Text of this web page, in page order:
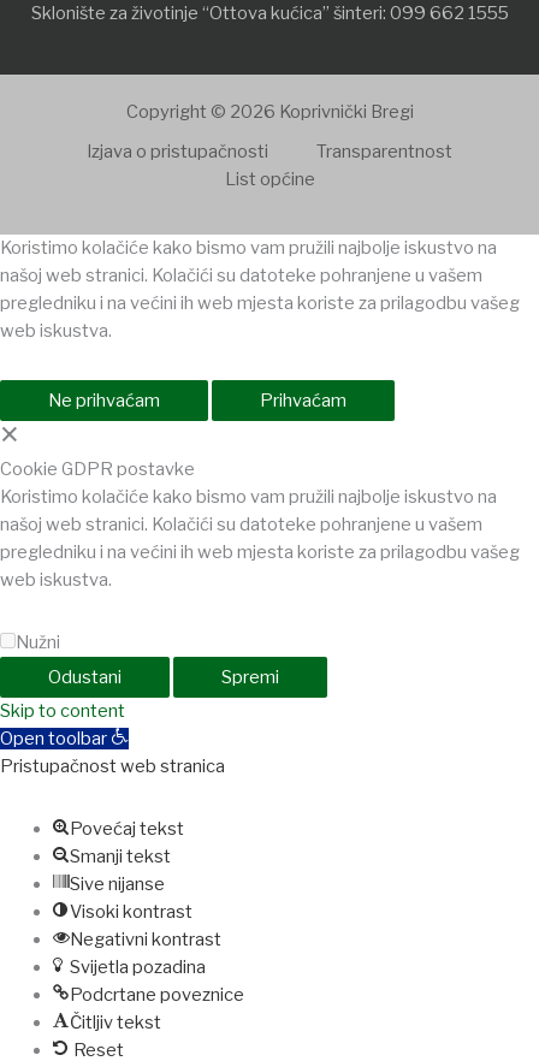
Sklonište za životinje “Ottova kućica” šinteri: 099 662 1555
Copyright © 2026 Koprivnički Bregi
Izjava o pristupačnosti
Transparentnost
List općine
Koristimo kolačiće kako bismo vam pružili najbolje iskustvo na
našoj web stranici. Kolačići su datoteke pohranjene u vašem
pregledniku i na većini ih web mjesta koriste za prilagodbu vašeg
web iskustva.
Ne prihvaćam Prihvaćam
×
Cookie GDPR postavke
Koristimo kolačiće kako bismo vam pružili najbolje iskustvo na
našoj web stranici. Kolačići su datoteke pohranjene u vašem
pregledniku i na većini ih web mjesta koriste za prilagodbu vašeg
web iskustva.
Nužni
Odustani
Spremi
jojobetholiganbet
Skip to content
Open toolbar
Pristupačnost web stranica
Povećaj tekst
Smanji tekst
Sive nijanse
Visoki kontrast
Negativni kontrast
Svijetla pozadina
Podcrtane poveznice
Čitljiv tekst
Reset